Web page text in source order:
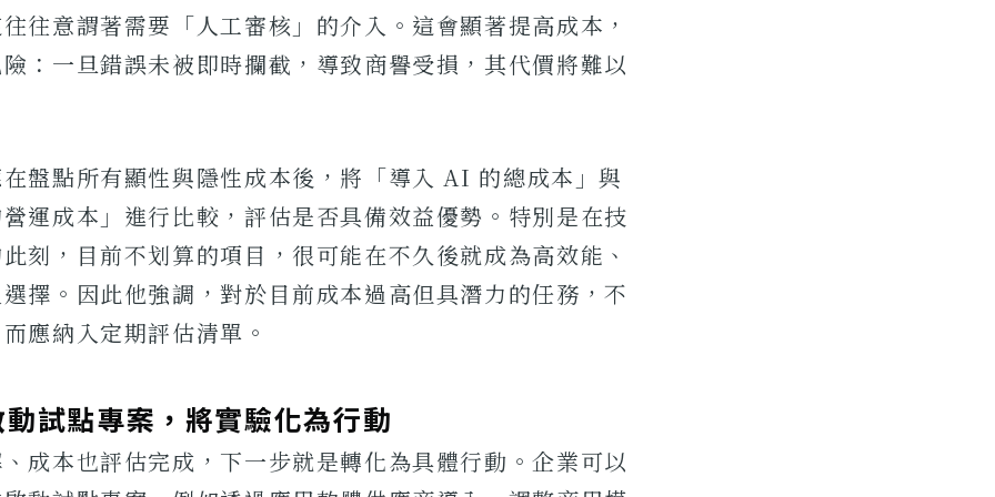
往意謂著需要「人工審核」的介入。這會顯著提高成本，
：一旦錯誤未被即時攔截，導致商譽受損，其代價將難以
盤點所有顯性與隱性成本後，將「導入 AI 的總成本」與
運成本」進行比較，評估是否具備效益優勢。特別是在技
刻，目前不划算的項目，很可能在不久後就成為高效能、
擇。因此他強調，對於目前成本過高但具潛力的任務，不
應納入定期評估清單。
試點專案，將實驗化為行動
成本也評估完成，下一步就是轉化為具體行動。企業可以